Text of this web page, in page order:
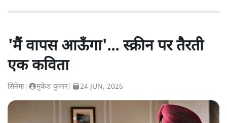
'मैं वापस आऊँगा'... स्क्रीन पर तैरती
एक कविता
सिनेमा मुकेश कुमार 24 JUN, 2026